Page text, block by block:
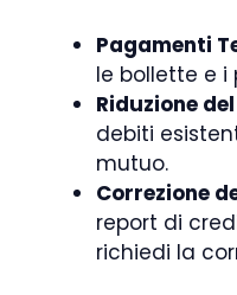
Pagamenti
le bollette e i
Riduzione
debiti
mutuo.
Correzione
report di
richiedi la